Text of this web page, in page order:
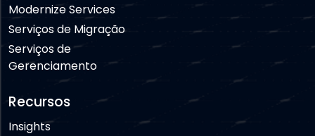
Modernize Services
Serviços de Migração
Serviços de
Gerenciamento
Recursos
Insights